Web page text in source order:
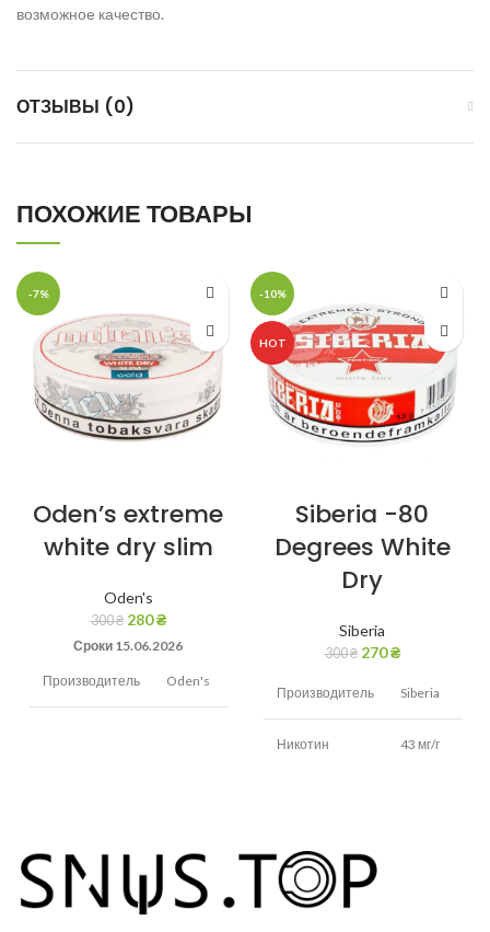
возможное качество.
ОТЗЫВЫ (0)
ПОХОЖИЕ ТОВАРЫ
-7%
Oden’s extreme
white dry slim
Oden's
300₴ 280₴
Сроки 15.06.2026
Производитель Oden's
Размер
пакетиков
Тонкие
-10%
HOT
Siberia -80
Degrees White
Dry
Siberia
300₴ 270₴
Производитель Siberia
Никотин 43 мг/г
Размер